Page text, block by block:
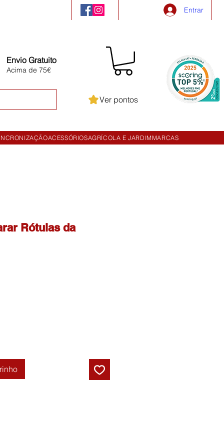
Entrar
Envio Gratuito
Acima de 75€
Ver pontos
ACESSÓRIOSAGRÍCOLA E JARDIM MARCAS
Rótulas da